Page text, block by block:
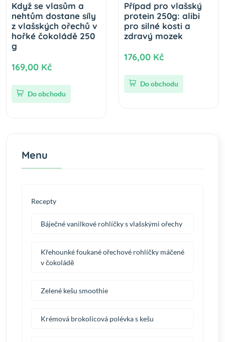
Když se vlasům a
nehtům dostane síly
z vlašských ořechů v
hořké čokoládě 250
g
169,00 Kč
Do obchodu
Případ pro vlašský
protein 250g: alibi
pro silné kosti a
zdravý mozek
176,00 Kč
Do obchodu
Menu
Recepty
Báječné vanilkové rohlíčky s vlašskými ořechy
Křehounké foukané ořechové rohlíčky máčené
v čokoládě
Zelené kešu smoothie
Krémová brokolicová polévka s kešu